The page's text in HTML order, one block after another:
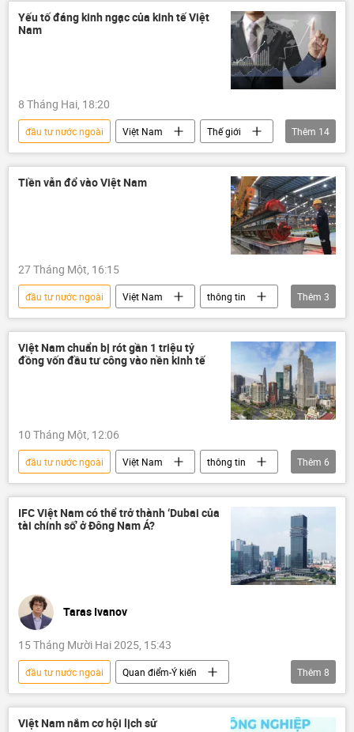
biến đổi khí hậu Kinh tế
đầu tư
FDI
Yếu tố đáng kinh ngạc của kinh tế Việt
Nam
8 Tháng Hai, 18:20
đầu tư nước ngoài Việt Nam
Thế giới
Kinh tế
Singapore
doanh nghiệp
Kinh doanh
Bộ Tài Chính VN
FDI
Trung Quốc
Thêm 14
Tiền vẫn đổ vào Việt Nam
27 Tháng Một, 16:15
đầu tư nước ngoài Việt Nam
thông tin
Kinh tế
FDI đầu tư
Thêm 3
Việt Nam chuẩn bị rót gần 1 triệu tỷ
đồng vốn đầu tư công vào nền kinh tế
10 Tháng Một, 12:06
đầu tư nước ngoài Việt Nam
thông tin
Bộ Công Thương
đầu tư
dự án
xây dựng
Kinh tế
chiến lược phát triển kinh tế
Thêm 6
IFC Việt Nam có thể trở thành ‘Dubai của
tài chính số’ ở Đông Nam Á?
Taras Ivanov
15 Tháng Mười Hai 2025, 15:43
đầu tư nước ngoài
Quan điểm-Ý kiến
Tác giả
Việt Nam
Bộ Tài Chính VN
Thành phố Hồ Chí Minh
Thêm 8
Việt Nam nắm cơ hội lịch sử